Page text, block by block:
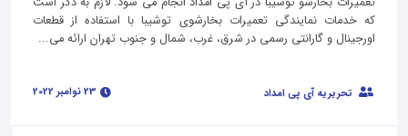
که خدمات نمایندگی تعمیرات بخارشوی توشیبا با استفاده از قطعات
اورجینال و گارانتی رسمی در شرق، غرب، شمال و جنوب تهران ارائه می...
تحریریه آی پی امداد